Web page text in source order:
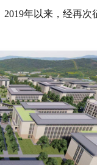
年以来，经再